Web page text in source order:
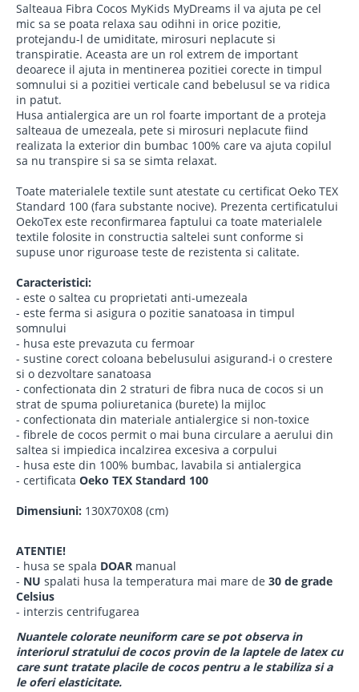
Salteaua Fibra Cocos MyKids MyDreams il va ajuta pe cel
mic sa se poata relaxa sau odihni in orice pozitie,
protejandu-l de umiditate, mirosuri neplacute si
transpiratie. Aceasta are un rol extrem de important
deoarece il ajuta in mentinerea pozitiei corecte in timpul
somnului si a pozitiei verticale cand bebelusul se va ridica
in patut.
Husa antialergica are un rol foarte important de a proteja
salteaua de umezeala, pete si mirosuri neplacute fiind
realizata la exterior din bumbac 100% care va ajuta copilul
sa nu transpire si sa se simta relaxat.
Toate materialele textile sunt atestate cu certificat Oeko TEX
Standard 100 (fara substante nocive). Prezenta certificatului
OekoTex este reconfirmarea faptului ca toate materialele
textile folosite in constructia saltelei sunt conforme si
supuse unor riguroase teste de rezistenta si calitate.
Caracteristici:
- este o saltea cu proprietati anti-umezeala
- este ferma si asigura o pozitie sanatoasa in timpul
somnului
- husa este prevazuta cu fermoar
- sustine corect coloana bebelusului asigurand-i o crestere
si o dezvoltare sanatoasa
- confectionata din 2 straturi de fibra nuca de cocos si un
strat de spuma poliuretanica (burete) la mijloc
- confectionata din materiale antialergice si non-toxice
- fibrele de cocos permit o mai buna circulare a aerului din
saltea si impiedica incalzirea excesiva a corpului
- husa este din 100% bumbac, lavabila si antialergica
- certificata Oeko TEX Standard 100
Dimensiuni: 130X70X08 (cm)
ATENTIE!
- husa se spala DOAR manual
- NU spalati husa la temperatura mai mare de 30 de grade
Celsius
- interzis centrifugarea
Nuantele colorate neuniform care se pot observa in
interiorul stratului de cocos provin de la laptele de latex cu
care sunt tratate placile de cocos pentru a le stabiliza si a
le oferi elasticitate.